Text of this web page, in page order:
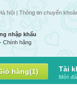
hàng có thể thay đổi do giá
Nội | Thông tin chuyển
nhập khẩu
Chính hãng
hàng(1) Tài
Mời